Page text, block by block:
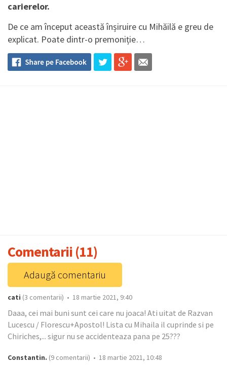
carierelor.
De ce am început această înșiruire cu Mihăilă e greu de
explicat. Poate dintr-o premoniție…
Comentarii (11)
Adaugă comentariu
cati (3 comentarii) • 18 martie 2021, 9:40
Daaa, cei mai buni sunt cei care nu joaca! Ati uitat de Razvan
Lucescu / Florescu+Apostol! Lista cu Mihaila il cuprinde si pe
Chiriches,... sigur nu se accidenteaza pana pe 25???
Constantin. (9 comentarii) • 18 martie 2021, 10:48